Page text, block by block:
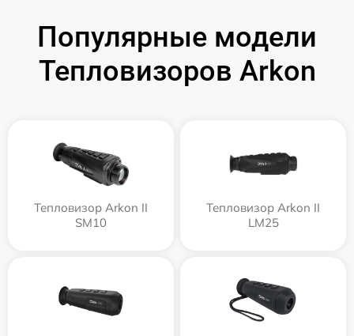
Популярные модели
Тепловизоров Arkon
Тепловизор Arkon II
SM10
Тепловизор Arkon II
LM25